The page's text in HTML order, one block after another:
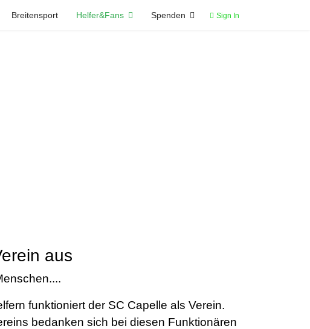
Breitensport Helfer&Fans Spenden Sign In
aus
funktioniert der SC Capelle als Verein.
bedanken sich bei diesen Funktionären